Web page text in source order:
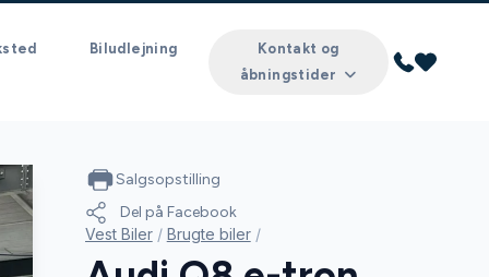
Biludlejning
Kontakt og
åbningstider
Salgsopstilling
Del på Facebook
Vest Biler / Brugte biler /